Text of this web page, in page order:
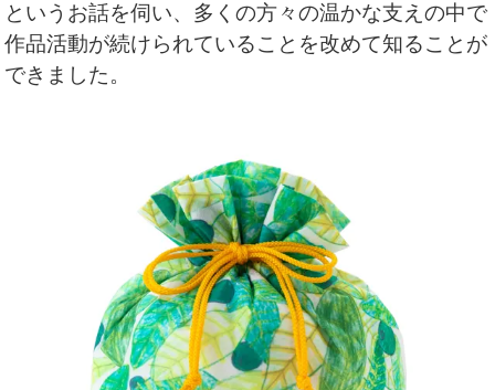
というお話を伺い、多くの方々の温かな支えの中で
作品活動が続けられていることを改めて知ることが
できました。